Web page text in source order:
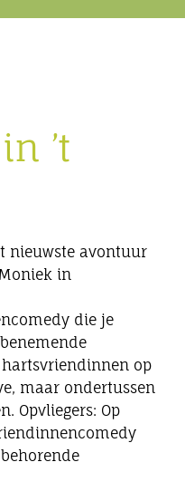
’t
nieuwste avontuur
in
die je
op
maar ondertussen
Opvliegers: Op